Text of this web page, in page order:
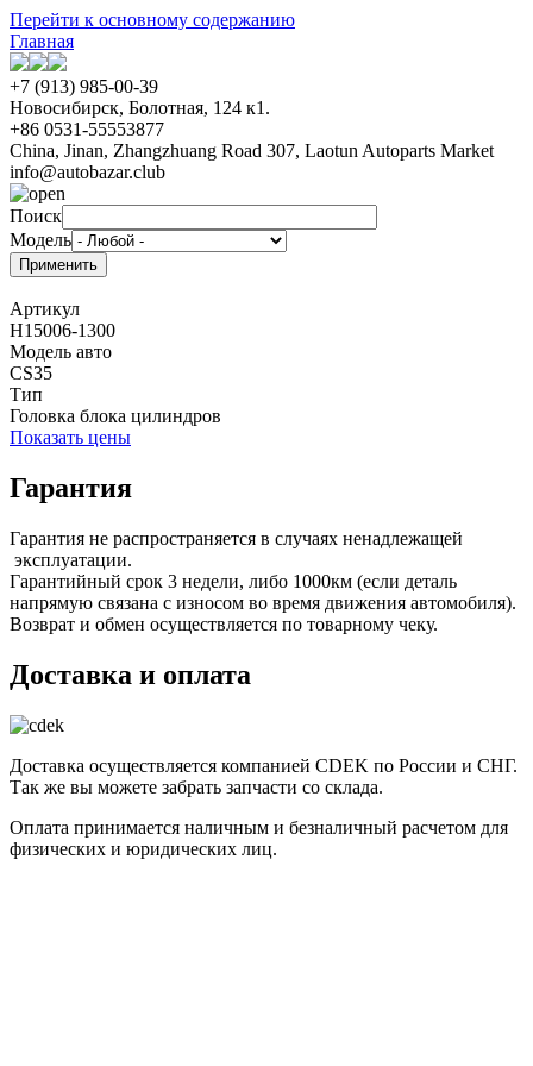
Перейти к основному содержанию
Главная
+7 (913) 985-00-39
Новосибирск, Болотная, 124 к1.
+86 0531-55553877
China, Jinan, Zhangzhuang Road 307, Laotun Autoparts Market
info@autobazar.club
Поиск
Модель
Артикул
H15006-1300
Модель авто
CS35
Тип
Головка блока цилиндров
Показать цены
Гарантия
Гарантия не распространяется в случаях ненадлежащей
эксплуатации.
Гарантийный срок 3 недели, либо 1000км (если деталь
напрямую связана с износом во время движения автомобиля).
Возврат и обмен осуществляется по товарному чеку.
Доставка и оплата
Доставка осуществляется компанией CDEK по России и СНГ.
Так же вы можете забрать запчасти со склада.
Оплата принимается наличным и безналичный расчетом для
физических и юридических лиц.